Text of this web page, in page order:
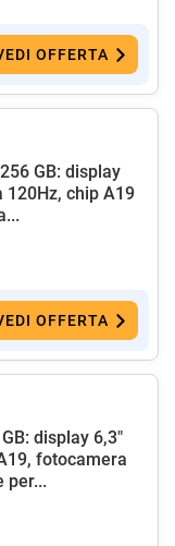
OFFERTA
GB: display
120Hz, chip A19
OFFERTA
display 6,3"
fotocamera
per...